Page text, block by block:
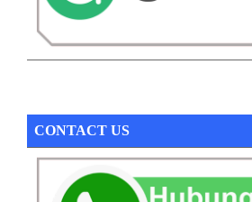
CONTACT US